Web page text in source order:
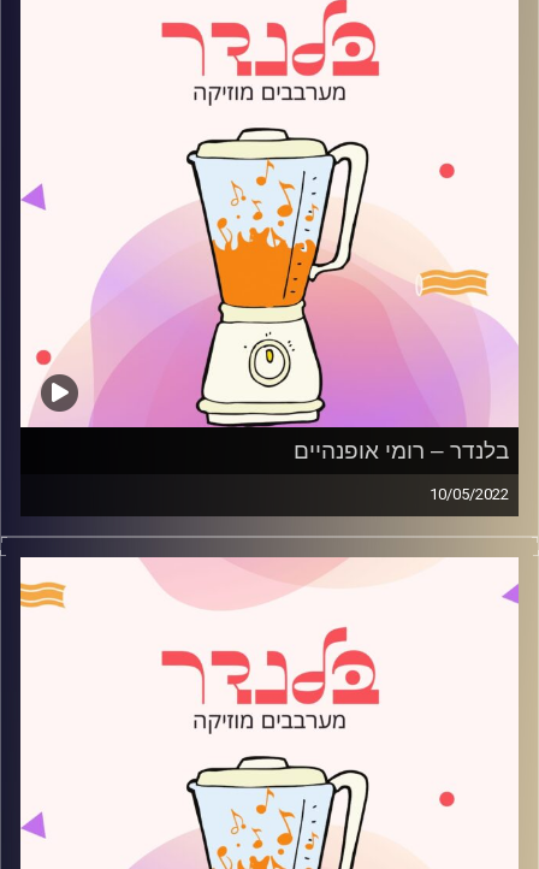
בלנדר – רומי אופנהיים
10/05/2022
מוזיקה קצבית חדשה עם רומי אופנהיים
קרדיט תמונות:
AudioVersity